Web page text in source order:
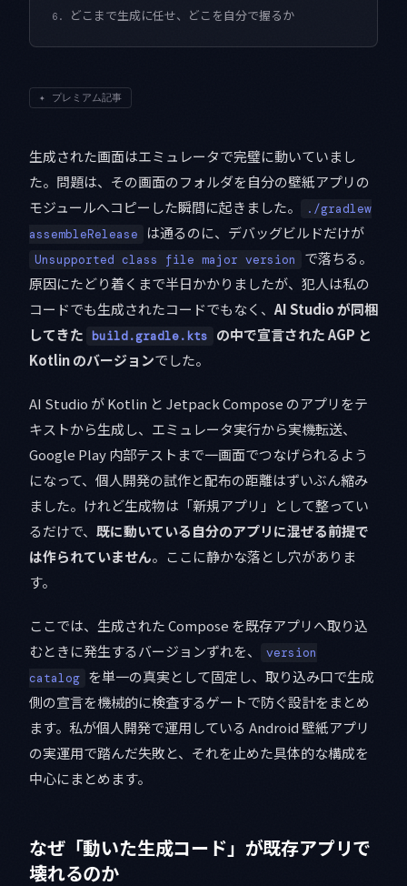
6. どこまで生成に任せ、どこを自分で握るか
✦ プレミアム記事
生成された画面はエミュレータで完璧に動いていまし
た。問題は、その画面のフォルダを自分の壁紙アプリの
モジュールへコピーした瞬間に起きました。
./gradlew
assembleRelease
は通るのに、デバッグビルドだけが
Unsupported class file major version
で落ちる。
原因にたどり着くまで半日かかりましたが、犯人は私の
コードでも生成されたコードでもなく、 AI Studio が同梱
してきた
build.gradle.kts
の中で宣言された AGP と
Kotlin のバージョンでした。
AI Studio が Kotlin と Jetpack Compose のアプリをテ
キストから生成し、エミュレータ実行から実機転送、
Google Play 内部テストまで一画面でつなげられるよう
になって、個人開発の試作と配布の距離はずいぶん縮み
ました。けれど生成物は「新規アプリ」として整ってい
るだけで、 既に動いている自分のアプリに混ぜる前提で
は作られていません。ここに静かな落とし穴がありま
す。
ここでは、生成された Compose を既存アプリへ取り込
むときに発生するバージョンずれを、
version
catalog を単一の真実として固定し、取り込み口で生成
側の宣言を機械的に検査するゲートで防ぐ設計をまとめ
ます。私が個人開発で運用している Android 壁紙アプリ
の実運用で踏んだ失敗と、それを止めた具体的な構成を
中心にまとめます。
なぜ「動いた生成コード」が既存アプリで
壊れるのか